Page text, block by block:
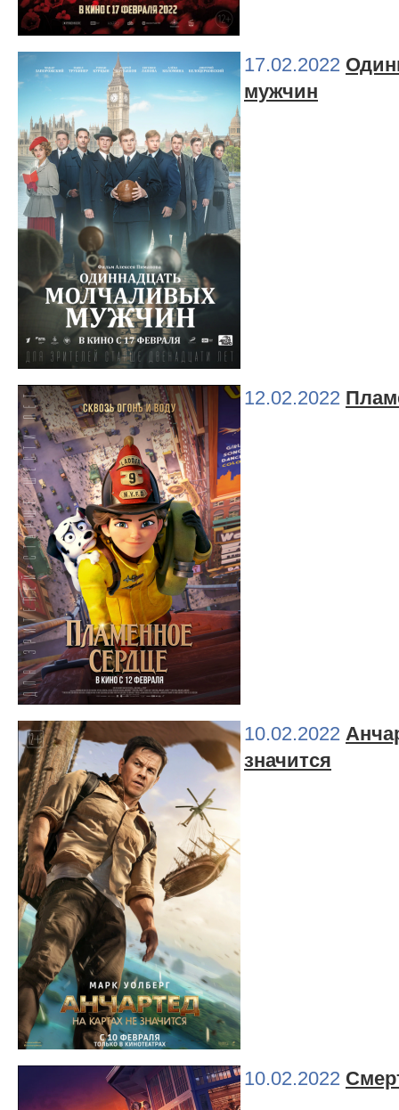
17.02.2022
мужчин
12.02.2022
10.02.2022
значится
10.02.2022